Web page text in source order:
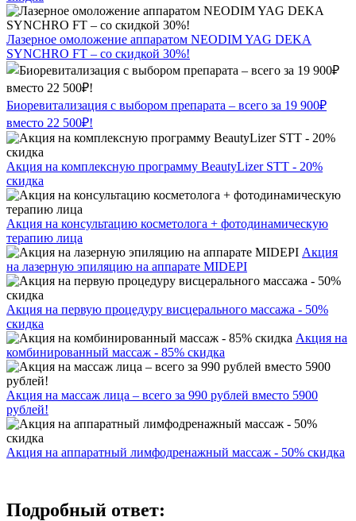
Лазерное омоложение аппаратом NEODIM YAG DEKA
SYNCHRO FT – со скидкой 30%!
Биоревитализация с выбором препарата – всего за 19 900₽
вместо 22 500₽!
Акция на комплексную программу BeautyLizer STT - 20%
скидка
Акция на консультацию косметолога + фотодинамическую
терапию лица
Акция
на лазерную эпиляцию на аппарате MIDEPI
Акция на первую процедуру висцерального массажа - 50%
скидка
Акция на
комбинированный массаж - 85% скидка
Акция на массаж лица – всего за 990 рублей вместо 5900
рублей!
Акция на аппаратный лимфодренажный массаж - 50% скидка
Подробный ответ: